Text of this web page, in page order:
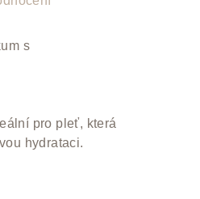
s
pro pleť, která
hydrataci.